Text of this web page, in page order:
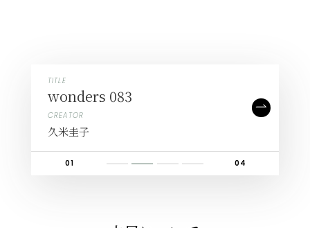
TITLE
星華
CREATOR
吉村茉莉
TITLE
wonders 083
CREATOR
久米圭子
TITLE
百千円環細中次
CREATOR
池田晃将
TITLE
硝像 -精神分析-
CREATOR
高木基栄
01 04